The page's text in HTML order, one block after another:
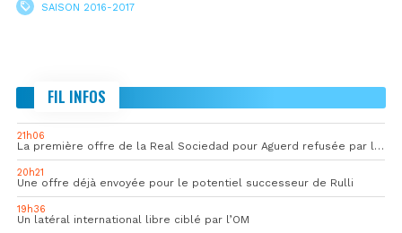
SAISON 2016-2017
FIL INFOS
21h06
La première offre de la Real Sociedad pour Aguerd refusée par l’OM
20h21
Une offre déjà envoyée pour le potentiel successeur de Rulli
19h36
Un latéral international libre ciblé par l’OM